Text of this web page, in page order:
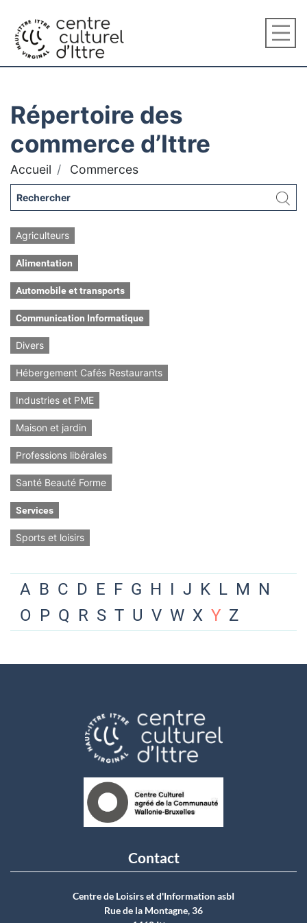
Répertoire des
commerce d’Ittre
Accueil Commerces
Agriculteurs
Alimentation
Automobile et transports
Communication Informatique
Divers
Hébergement Cafés Restaurants
Industries et PME
Maison et jardin
Professions libérales
Santé Beauté Forme
Services
Sports et loisirs
A B C D E F G H I J K L M N
O P Q R S T U V W X Y Z
Contact
Centre de Loisirs et d'Information asbI
Rue de la Montagne, 36